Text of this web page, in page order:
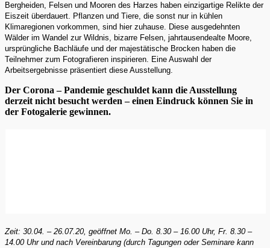
Bergheiden, Felsen und Mooren des Harzes haben einzigartige Relikte der
Eiszeit überdauert. Pflanzen und Tiere, die sonst nur in kühlen
Klimaregionen vorkommen, sind hier zuhause. Diese ausgedehnten
Wälder im Wandel zur Wildnis, bizarre Felsen, jahrtausendealte Moore,
ursprüngliche Bachläufe und der majestätische Brocken haben die
Teilnehmer zum Fotografieren inspirieren. Eine Auswahl der
Arbeitsergebnisse präsentiert diese Ausstellung.
Der Corona – Pandemie geschuldet kann die Ausstellung
derzeit nicht besucht werden – einen Eindruck können Sie in
der Fotogalerie gewinnen.
Zeit: 30.04. – 26.07.20, geöffnet Mo. – Do. 8.30 – 16.00 Uhr, Fr. 8.30 –
14.00 Uhr und nach Vereinbarung (durch Tagungen oder Seminare kann